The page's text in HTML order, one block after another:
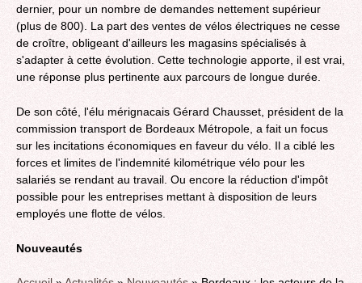
dernier, pour un nombre de demandes nettement supérieur
(plus de 800). La part des ventes de vélos électriques ne cesse
de croître, obligeant d'ailleurs les magasins spécialisés à
s'adapter à cette évolution. Cette technologie apporte, il est vrai,
une réponse plus pertinente aux parcours de longue durée.
De son côté, l'élu mérignacais Gérard Chausset, président de la
commission transport de Bordeaux Métropole, a fait un focus
sur les incitations économiques en faveur du vélo. Il a ciblé les
forces et limites de l'indemnité kilométrique vélo pour les
salariés se rendant au travail. Ou encore la réduction d'impôt
possible pour les entreprises mettant à disposition de leurs
employés une flotte de vélos.
Nouveautés